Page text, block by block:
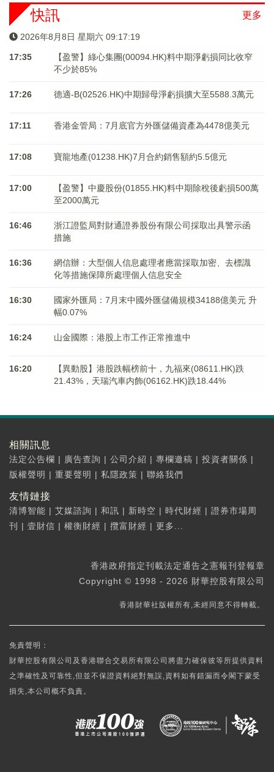
更多
快訊
2026年8月8日 星期六 09:17:19
17:35
【盈警】綠心集團(00094.HK)料中期淨虧損同比收窄
不少於85%
17:26 德適-B(02526.HK)中期歸母淨虧損擴大至5588.3萬元
17:11 香港金管局：7月底官方外匯儲備資產為4478億美元
17:08 寶龍地產(01238.HK)7月合約銷售額約5.5億元
17:00
【盈警】中慶股份(01855.HK)料中期除稅後虧損500萬
至2000萬元
16:46
浙江證監局對財通證券股份有限公司採取出具警示函
措施
16:36
網信辦：大型個人信息處理者應當採取加密、去標識
化等措施保障所處理個人信息安全
16:30
國家外匯局：7月末中國外匯儲備規模34188億美元 升
幅0.07%
16:24 山金國際：港股上市工作正常推進中
16:20
【異動股】港股跌幅榜前十，九福來(08611.HK)跌
21.43%，天瑞汽車内飾(06162.HK)跌18.44%
相關訊息
法定公告欄 | 廣告查詢 | 公司介紹 | 專欄邀稿 | 投資者關係 |
版權聲明 | 重要聲明 | 私隱政策 | 聯絡我們
友情鏈接
清博智能 | 艾媒諮詢 | 和訊 | 新時空 | 時代財經 | 證券市場周
刊
| 壹財信 | 權衡財經 | 攬富財經 | 更多...
香港政府指定刊載法定通告之憲報刊登報章
Copyright © 1998 - 2026 財華控股有限公司
香港財華社版權所有,未經同意不得轉載。
免責聲明：
財華控股有限公司及香港聯合交易所有限公司將盡力確保彼等所提供資料
之準確性及可靠性,但並不保證資料絕對無誤,資料如有錯漏而令閣下蒙受
損失,本公司概不負責。